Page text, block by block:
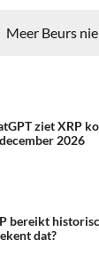
Meer Beurs
ziet XRP
2026
bereikt
dat?